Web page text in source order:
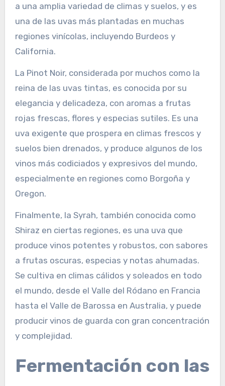
a una amplia variedad de climas y suelos, y es
una de las uvas más plantadas en muchas
regiones vinícolas, incluyendo Burdeos y
California.
La Pinot Noir, considerada por muchos como la
reina de las uvas tintas, es conocida por su
elegancia y delicadeza, con aromas a frutas
rojas frescas, flores y especias sutiles. Es una
uva exigente que prospera en climas frescos y
suelos bien drenados, y produce algunos de los
vinos más codiciados y expresivos del mundo,
especialmente en regiones como Borgoña y
Oregon.
Finalmente, la Syrah, también conocida como
Shiraz en ciertas regiones, es una uva que
produce vinos potentes y robustos, con sabores
a frutas oscuras, especias y notas ahumadas.
Se cultiva en climas cálidos y soleados en todo
el mundo, desde el Valle del Ródano en Francia
hasta el Valle de Barossa en Australia, y puede
producir vinos de guarda con gran concentración
y complejidad.
Fermentación con las